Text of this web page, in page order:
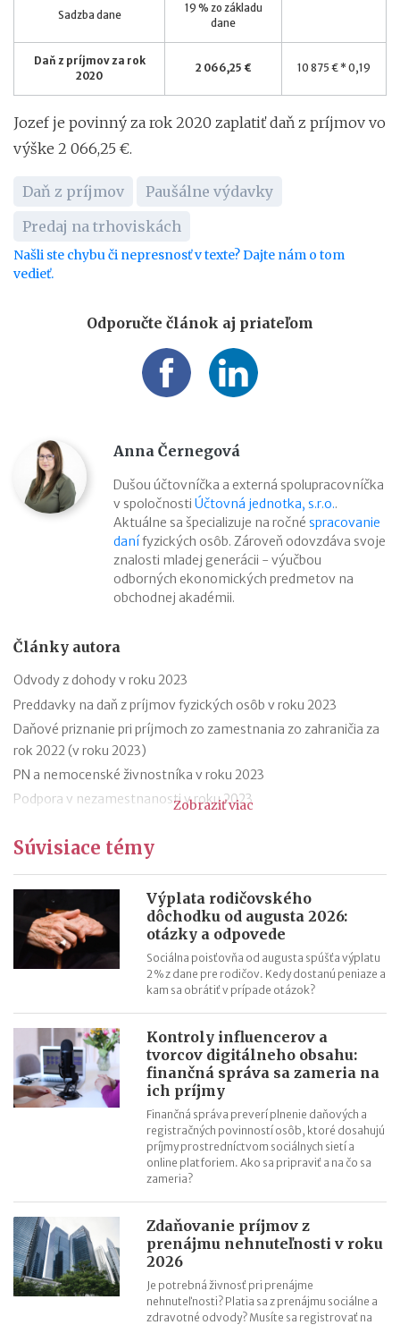
Sadzba dane
19 % zo základu
dane
Daň z príjmov za rok
2020
2 066,25 € 10 875 € * 0,19
Jozef je povinný za rok 2020 zaplatiť daň z príjmov vo
výške 2 066,25 €.
Daň z príjmov
Paušálne výdavky
Predaj na trhoviskách
Našli ste chybu či nepresnosť v texte? Dajte nám o tom
vedieť.
Odporučte článok aj priateľom
Anna Černegová
Dušou účtovníčka a externá spolupracovníčka
v spoločnosti Účtovná jednotka, s.r.o..
Aktuálne sa špecializuje na ročné spracovanie
danífyzických osôb. Zároveň odovzdáva svoje
znalosti mladej generácii - výučbou
odborných ekonomických predmetov na
obchodnej akadémii.
Články autora
Odvody z dohody v roku 2023
Preddavky na daň z príjmov fyzických osôb v roku 2023
Daňové priznanie pri príjmoch zo zamestnania zo zahraničia za
rok 2022 (v roku 2023)
PN a nemocenské živnostníka v roku 2023
Podpora v nezamestnanosti v roku 2023
Ročné zúčtovanie dane za rok 2022 (v roku 2023)
Výpočet čistej mzdy v roku 2023
Daňový bonus na dieťa od 1.1.2023 – príklady
Daňový bonus na dieťa od 1.1.2023
Zobraziť viac
Súvisiace témy
Výplata rodičovského
dôchodku od augusta 2026:
otázky a odpovede
Sociálna poisťovňa od augusta spúšťa výplatu
2 % z dane pre rodičov. Kedy dostanú peniaze a
kam sa obrátiť v prípade otázok?
Kontroly influencerov a
tvorcov digitálneho obsahu:
finančná správa sa zameria na
ich príjmy
Finančná správa preverí plnenie daňových a
registračných povinností osôb, ktoré dosahujú
príjmy prostredníctvom sociálnych sietí a
online platforiem. Ako sa pripraviť a na čo sa
zameria?
Zdaňovanie príjmov z
prenájmu nehnuteľnosti v roku
2026
Je potrebná živnosť pri prenájme
nehnuteľnosti? Platia sa z prenájmu sociálne a
zdravotné odvody? Musíte sa registrovať na